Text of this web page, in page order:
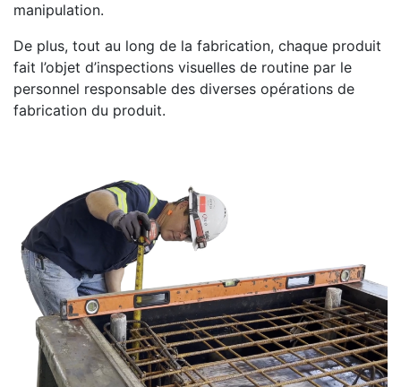
manipulation.
De plus, tout au long de la fabrication, chaque produit
fait l’objet d’inspections visuelles de routine par le
personnel responsable des diverses opérations de
fabrication du produit.